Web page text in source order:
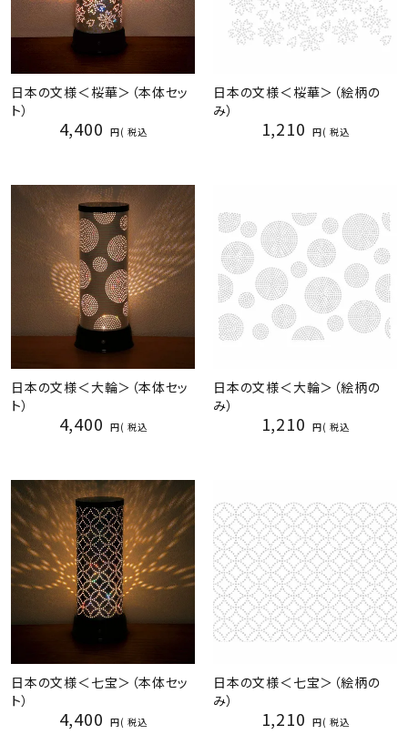
日本の文様＜桜華＞（本体セッ
ト）
4,400 税込
日本の文様＜桜華＞（絵柄の
み）
1,210 税込
日本の文様＜大輪＞（本体セッ
ト）
4,400 税込
日本の文様＜大輪＞（絵柄の
み）
1,210 税込
日本の文様＜七宝＞（本体セッ
ト）
4,400 税込
日本の文様＜七宝＞（絵柄の
み）
1,210 税込